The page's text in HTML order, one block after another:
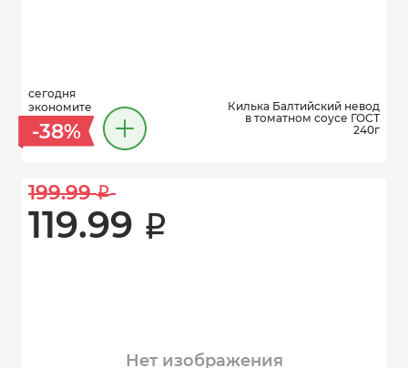
сегодня
экономите
-38%
Килька Балтийский невод
в томатном соусе ГОСТ
240г
199.99 i
119.99 i
Нет изображения